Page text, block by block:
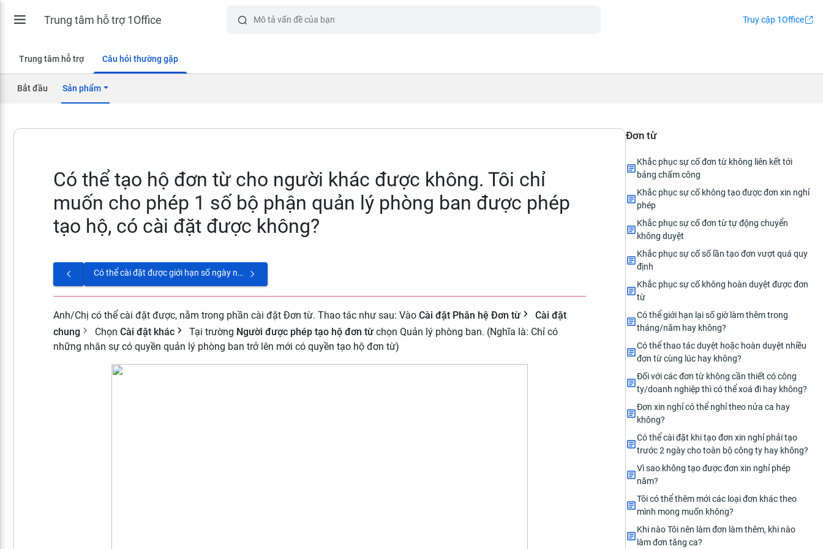
Trung tâm hỗ trợ 1Office Truy cập 1Office
Trung tâm hỗ trợ Câu hỏi thường gặp
Bắt đầu Sản phẩm
Có thể tạo hộ đơn từ cho người khác được không. Tôi chỉ
muốn cho phép 1 số bộ phận quản lý phòng ban được phép
tạo hộ, có cài đặt được không?
Có thể cài đặt được giới hạn số ngày nghỉ tối đa trong tháng được hay không?
Anh/Chị có thể cài đặt được, nằm trong phần cài đặt Đơn từ. Thao tác như sau: Vào Cài đặt Phân hệ Đơn từ
Cài đặt
chung
Chọn Cài đặt khác Tại trường Người được phép tạo hộ đơn từchọn Quản lý phòng ban. (Nghĩa là: Chỉ có
những nhân sự có quyền quản lý phòng ban trở lên mới có quyền tạo hộ đơn từ)
Đơn từ
Khắc phục sự cố đơn từ không liên kết tới
bảng chấm công
Khắc phục sự cố không tạo được đơn xin nghỉ
phép
Khắc phục sự cố đơn từ tự động chuyển
không duyệt
Khắc phục sự cố số lần tạo đơn vượt quá quy
định
Khắc phục sự cố không hoàn duyệt được đơn
từ
Có thể giới hạn lại số giờ làm thêm trong
tháng/năm hay không?
Có thể thao tác duyệt hoặc hoàn duyệt nhiều
đơn từ cùng lúc hay không?
Đối với các đơn từ không cần thiết có công
ty/doanh nghiệp thì có thể xoá đi hay không?
Đơn xin nghỉ có thể nghỉ theo nửa ca hay
không?
Có thể cài đặt khi tạo đơn xin nghỉ phải tạo
trước 2 ngày cho toàn bộ công ty hay không?
Vì sao không tạo được đơn xin nghỉ phép
năm?
Tôi có thể thêm mới các loại đơn khác theo
mình mong muốn không?
Khi nào Tôi nên làm đơn làm thêm, khi nào
làm đơn tăng ca?